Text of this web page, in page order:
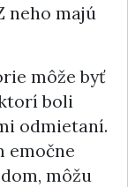
neho majú
môže byť
boli
odmietaní.
emočne
môžu